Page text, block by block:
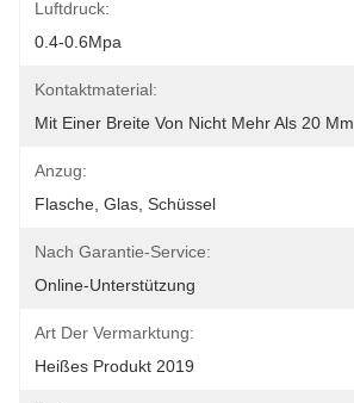
Luftdruck:
0.4-0.6Mpa
Kontaktmaterial:
Mit Einer Breite Von Nicht Mehr Als 20 Mm
Anzug:
Flasche, Glas, Schüssel
Nach Garantie-Service:
Online-Unterstützung
Art Der Vermarktung:
Heißes Produkt 2019